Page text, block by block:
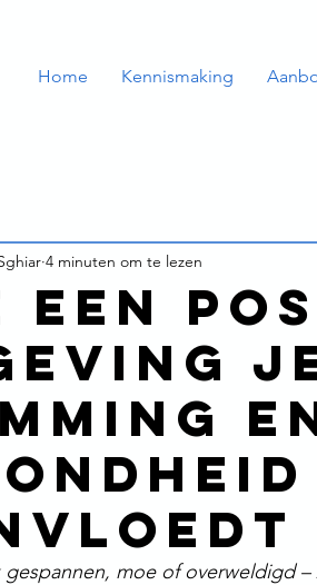
Home Kennismaking
een
4 minuten om te lezen
gespannen, moe of overweldigd